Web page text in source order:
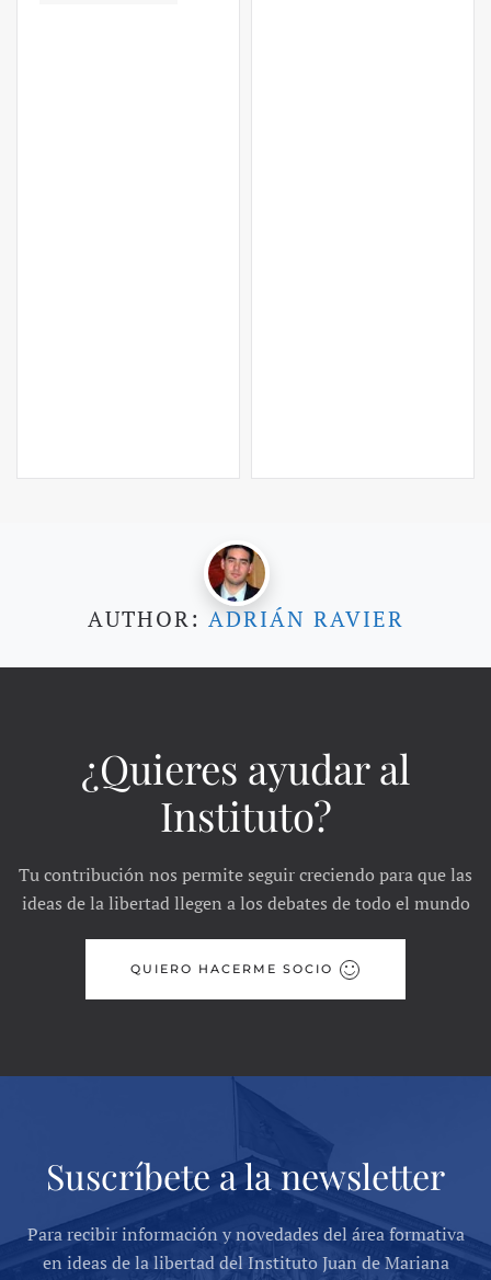
AUTHOR: ADRIÁN RAVIER
¿Quieres ayudar al
Instituto?
Tu contribución nos permite seguir creciendo para que las
ideas de la libertad llegen a los debates de todo el mundo
QUIERO HACERME SOCIO
Suscríbete a la newsletter
Para recibir información y novedades del área formativa
en ideas de la libertad del Instituto Juan de Mariana